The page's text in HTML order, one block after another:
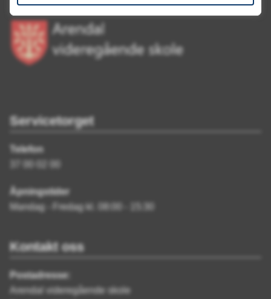
Servicetorget
Telefon
Åpningstider
Mandag - Fredag kl. 08:00 - 15:30
Kontakt oss
Postadresse:
Arendal videregående skole